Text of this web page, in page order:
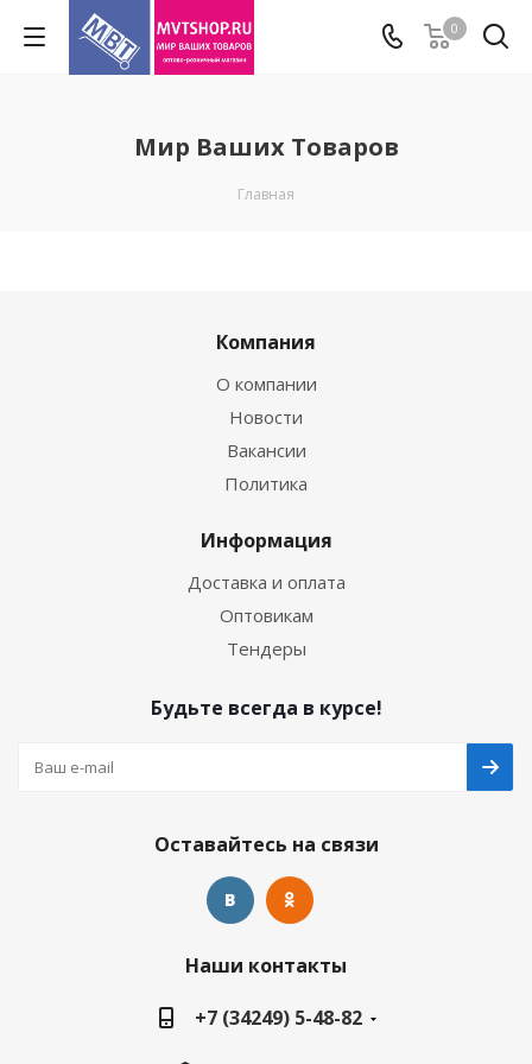
0
Мир Ваших Товаров
Главная
Компания
О компании
Новости
Вакансии
Политика
Информация
Доставка и оплата
Оптовикам
Тендеры
Будьте всегда в курсе!
Оставайтесь на связи
Наши контакты
+7 (34249) 5-48-82